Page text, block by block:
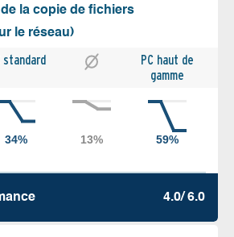
la copie de fichiers
le réseau)
standard
PC haut de
gamme
4.0/ 6.0